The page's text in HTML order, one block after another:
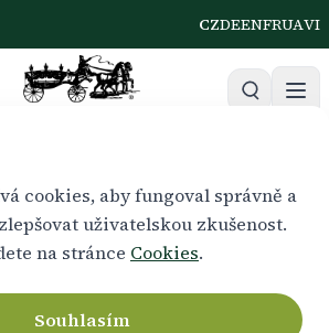
CZDEENFRUAVI
POMOC V TĚŽKÉ CHVÍLI
poradenství
cookies, aby fungoval správně a
uživatelskou zkušenost.
na stránce Cookies.
Souhlasím